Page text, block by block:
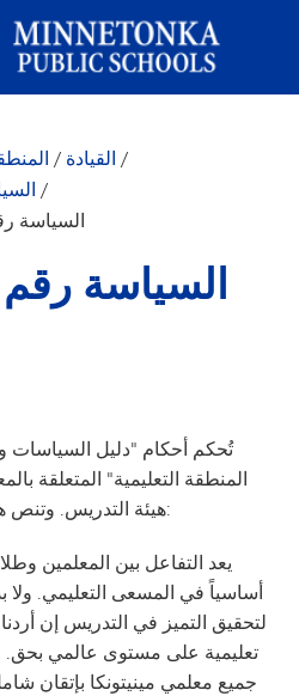
/ القيادة /
/
السياسة رقم 450 - التميز في
المنطقة التعليمية" المتعلقة
هيئة التدريس. وتنص هذه الرؤية على ما يلي:
أساسياً في المسعى التعليمي. ولا
لتحقيق التميز في التدريس إن
تعليمية على مستوى عالمي بحق.
جميع معلمي مينيتونكا بإتقان